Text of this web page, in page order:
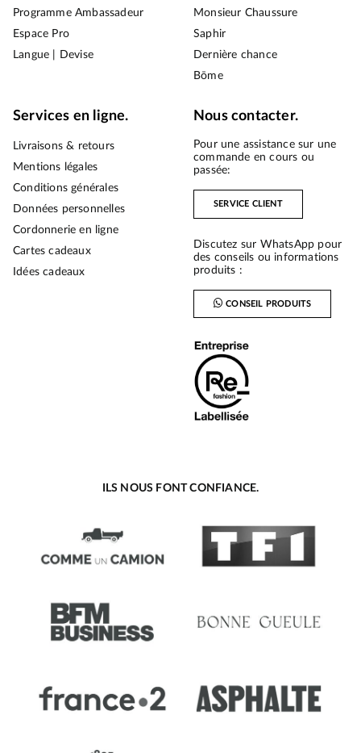
Programme Ambassadeur
Espace Pro
Langue | Devise
Monsieur Chaussure
Saphir
Dernière chance
Bōme
Services en ligne.
Livraisons & retours
Mentions légales
Conditions générales
Données personnelles
Cordonnerie en ligne
Cartes cadeaux
Idées cadeaux
Nous contacter.
Pour une assistance sur une
commande en cours ou
passée:
SERVICE CLIENT
Discutez sur WhatsApp pour
des conseils ou informations
produits :
CONSEIL PRODUITS
ILS NOUS FONT CONFIANCE.